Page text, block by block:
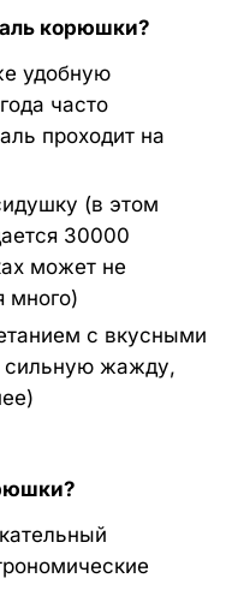
корюшки?
удобную
часто
проходит на
(в этом
30000
может не
много)
с вкусными
сильную жажду,